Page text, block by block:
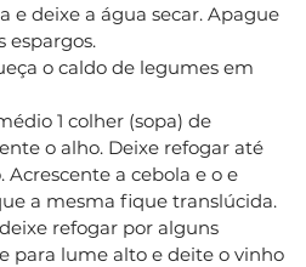
e deixe a água secar. Apague
espargos.
o caldo de legumes em
1 colher (sopa) de
o alho. Deixe refogar até
a cebola e o e
a mesma fique translúcida.
refogar por alguns
para lume alto e deite o vinho